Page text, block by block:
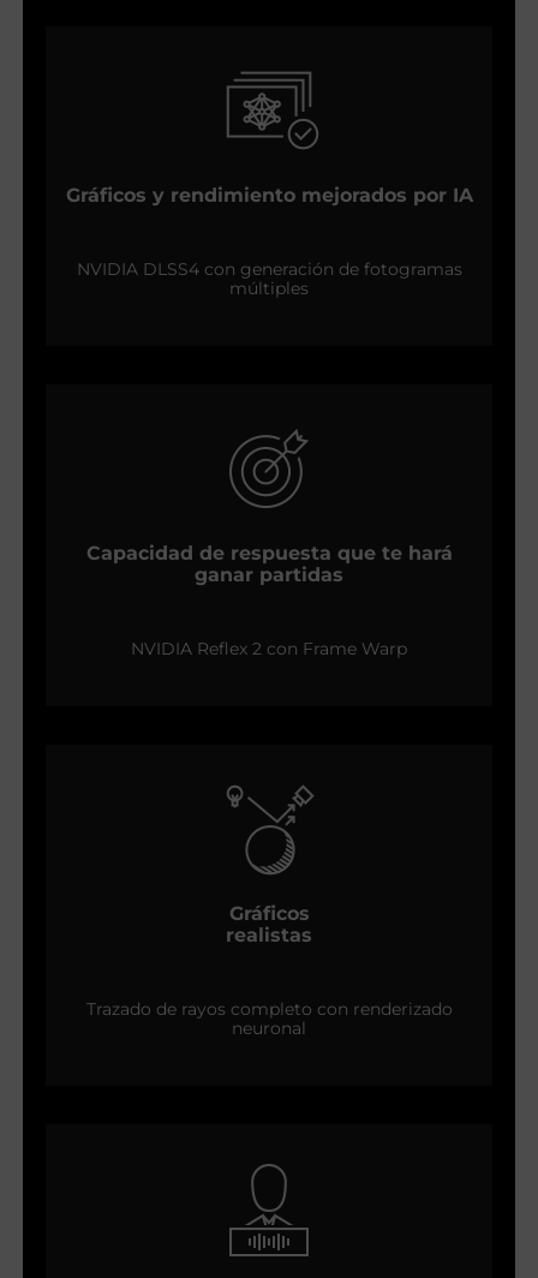
Gráficos y rendimiento mejorados por IA
NVIDIA DLSS4 con generación de fotogramas
múltiples
Capacidad de respuesta que te hará
ganar partidas
NVIDIA Reflex 2 con Frame Warp
Gráficos
realistas
Trazado de rayos completo con renderizado
neuronal